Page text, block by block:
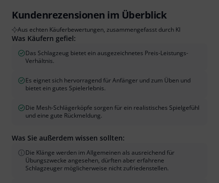
Kundenrezensionen im Überblick
Aus echten Käuferbewertungen, zusammengefasst durch KI
Was Käufern gefiel:
Das Schlagzeug bietet ein ausgezeichnetes Preis-Leistungs-
Verhältnis.
Es eignet sich hervorragend für Anfänger und zum Üben und
bietet ein gutes Spielerlebnis.
Die Mesh-Schlägerköpfe sorgen für ein realistisches Spielgefühl
und eine gute Rückmeldung.
Was Sie außerdem wissen sollten:
Die Klänge werden im Allgemeinen als ausreichend für
Übungszwecke angesehen, dürften aber erfahrene
Schlagzeuger möglicherweise nicht zufriedenstellen.